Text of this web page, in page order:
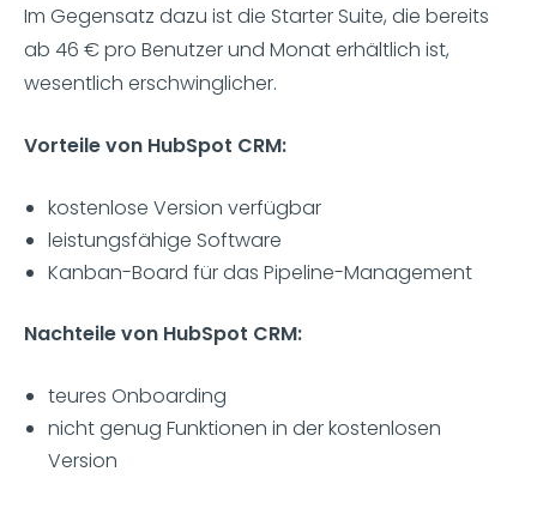
Im Gegensatz dazu ist die Starter Suite, die bereits
ab 46 € pro Benutzer und Monat erhältlich ist,
wesentlich erschwinglicher.
Vorteile von HubSpot CRM:
kostenlose Version verfügbar
leistungsfähige Software
Kanban-Board für das Pipeline-Management
Nachteile von HubSpot CRM:
teures Onboarding
nicht genug Funktionen in der kostenlosen
Version